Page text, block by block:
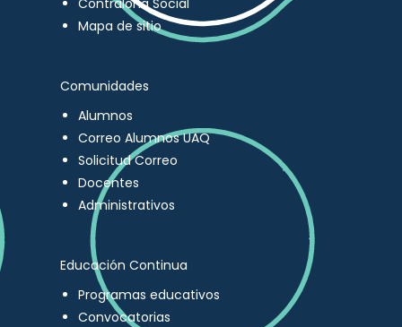
Contraloría Social
Mapa de sitio
Comunidades
Alumnos
Correo Alumnos UAQ
Solicitud Correo
Docentes
Administrativos
Educación Continua
Programas educativos
Convocatorias